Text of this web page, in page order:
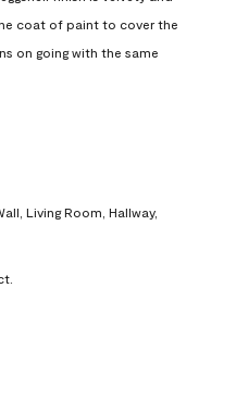
coat of paint to cover the
on going with the same
Living Room, Hallway,